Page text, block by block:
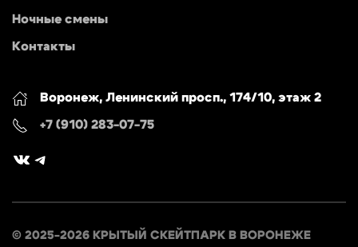
Ночные смены
Контакты
Воронеж, Ленинский просп., 174/10, этаж 2
+7 (910) 283-07-75
ВКонтакте
Telegram
© 2025-2026 КРЫТЫЙ СКЕЙТПАРК В ВОРОНЕЖЕ